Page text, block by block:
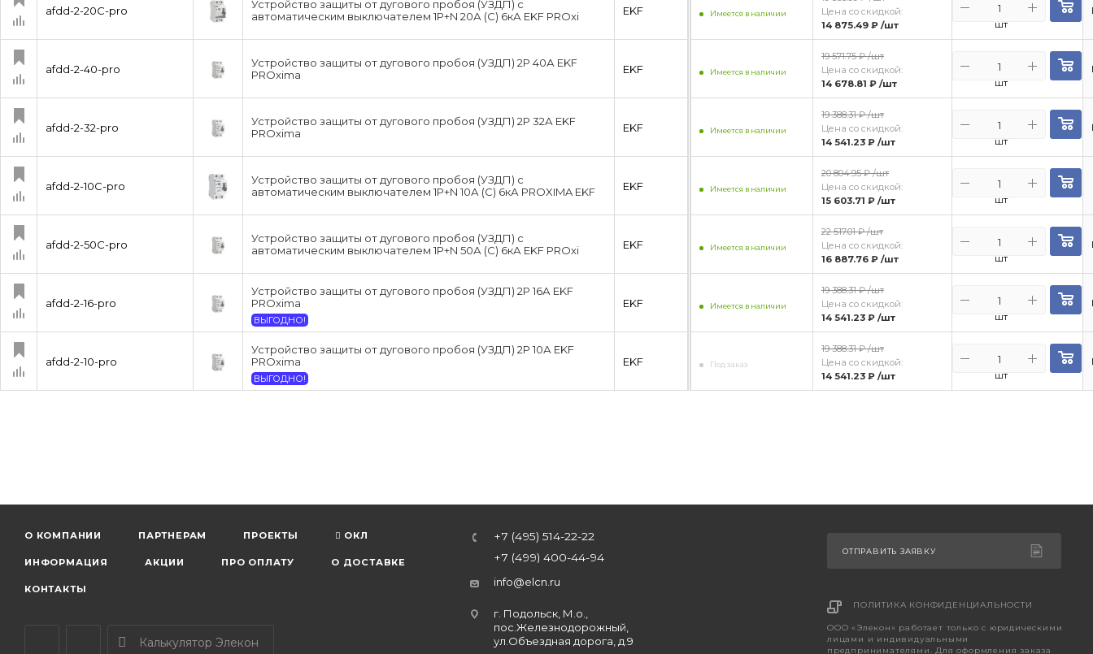
afdd-2-20C-pro
Устройство защиты от дугового пробоя (УЗДП) с
автоматическим выключателем 1P+N 20А (C) 6кА EKF PROxi
EKF
afdd-2-40-pro
Устройство защиты от дугового пробоя (УЗДП) 2P 40А EKF
PROxima
EKF
afdd-2-32-pro
Устройство защиты от дугового пробоя (УЗДП) 2P 32А EKF
PROxima
EKF
afdd-2-10C-pro
Устройство защиты от дугового пробоя (УЗДП) с
автоматическим выключателем 1P+N 10А (C) 6кА PROXIMA EKF
EKF
afdd-2-50C-pro
Устройство защиты от дугового пробоя (УЗДП) с
автоматическим выключателем 1P+N 50А (C) 6кА EKF PROxi
EKF
afdd-2-16-pro
Устройство защиты от дугового пробоя (УЗДП) 2P 16А EKF
PROxima
ВЫГОДНО!
EKF
afdd-2-10-pro
Устройство защиты от дугового пробоя (УЗДП) 2P 10А EKF
PROxima
ВЫГОДНО!
EKF
Имеется в наличии
Цена со скидкой:
14 875.49 ₽ /шт шт
Имеется в наличии
19 571.75 ₽ /шт
Цена со скидкой:
14 678.81 ₽ /шт шт
Имеется в наличии
19 388.31 ₽ /шт
Цена со скидкой:
14 541.23 ₽ /шт шт
Имеется в наличии
20 804.95 ₽ /шт
Цена со скидкой:
15 603.71 ₽ /шт шт
Имеется в наличии
22 517.01 ₽ /шт
Цена со скидкой:
16 887.76 ₽ /шт шт
Имеется в наличии
19 388.31 ₽ /шт
Цена со скидкой:
14 541.23 ₽ /шт шт
Под заказ
19 388.31 ₽ /шт
Цена со скидкой:
14 541.23 ₽ /шт шт
О КОМПАНИИ ПАРТНЕРАМ ПРОЕКТЫ ОКЛ
ИНФОРМАЦИЯ АКЦИИ ПРО ОПЛАТУ О ДОСТАВКЕ
КОНТАКТЫ
Калькулятор Элекон
+7 (495) 514-22-22
+7 (499) 400-44-94
info@elcn.ru
г. Подольск, М.о.,
пос.Железнодорожный,
ул.Объездная дорога, д.9
ОТПРАВИТЬ ЗАЯВКУ
ПОЛИТИКА КОНФИДЕНЦИАЛЬНОСТИ
ООО «Элекон» работает только с юридическими
лицами и индивидуальными
предпринимателями. Для оформления заказа